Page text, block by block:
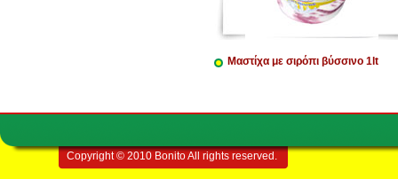
Μαστίχα με σιρόπι βύσσινο 1lt
Copyright © 2010 Bonito All rights reserved.